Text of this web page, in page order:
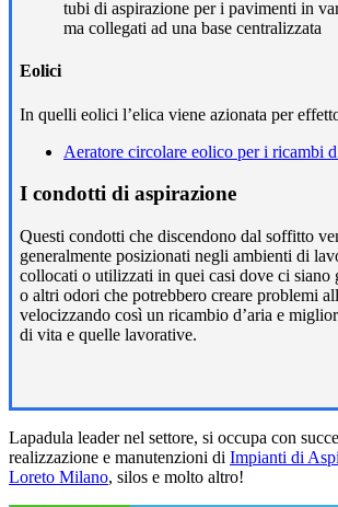
tubi di aspirazione per i pavimenti in
ma collegati ad una base centralizzata
Eolici
In quelli eolici l’elica viene azionata per
Aeratore circolare eolico per i ricambi
I condotti di aspirazione
Questi condotti che discendono dal soffitto
generalmente posizionati negli ambienti di
collocati o utilizzati in quei casi dove ci siano
o altri odori che potrebbero creare problemi
velocizzando così un ricambio d’aria e
di vita e quelle lavorative.
Lapadula leader nel settore, si occupa con
realizzazione e manutenzioni di Impianti di
Loreto Milano, silos e molto altro!